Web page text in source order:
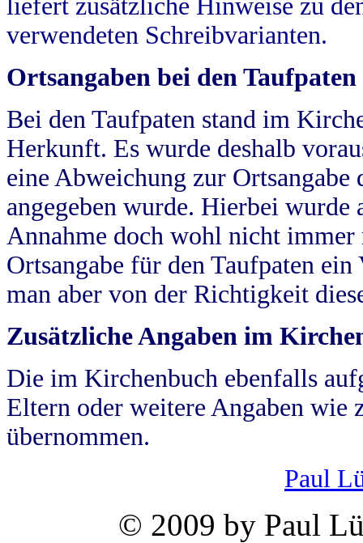
liefert zusätzliche Hinweise zu
verwendeten Schreibvarianten.
Ortsangaben bei den Taufpaten
Bei den Taufpaten stand im
Herkunft. Es wurde deshalb
eine Abweichung zur
angegeben wurde. Hierbei wurde
Annahme doch wohl nicht
Ortsangabe für den Taufpaten
man aber von der Richtigkeit
Zusätzliche Angaben im
Die im Kirchenbuch ebenfalls
Eltern oder weitere Angaben wie
übernommen.
Paul
© 2009 by Paul